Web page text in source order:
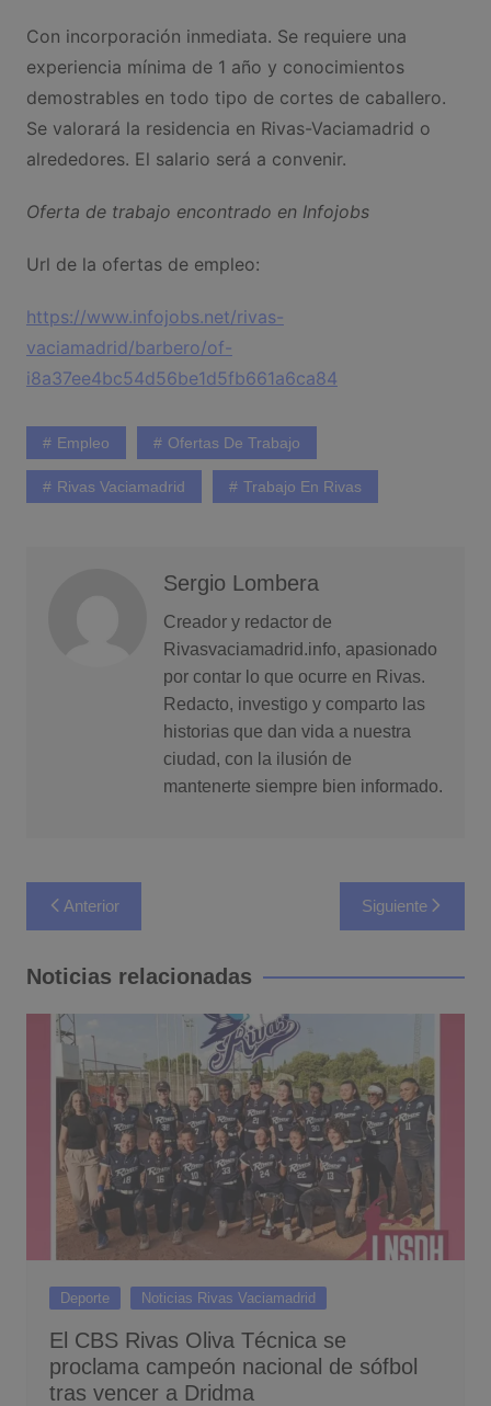
Con incorporación inmediata. Se requiere una
experiencia mínima de 1 año y conocimientos
demostrables en todo tipo de cortes de caballero.
Se valorará la residencia en Rivas-Vaciamadrid o
alrededores. El salario será a convenir.
Oferta de trabajo encontrado en Infojobs
Url de la ofertas de empleo:
https://www.infojobs.net/rivas-
vaciamadrid/barbero/of-
i8a37ee4bc54d56be1d5fb661a6ca84
Empleo Ofertas De Trabajo
Rivas Vaciamadrid Trabajo En Rivas
Sergio Lombera
Creador y redactor de
Rivasvaciamadrid.info, apasionado
por contar lo que ocurre en Rivas.
Redacto, investigo y comparto las
historias que dan vida a nuestra
ciudad, con la ilusión de
mantenerte siempre bien informado.
Navegación
de
entradas
Anterior Siguiente
Noticias relacionadas
Deporte Noticias Rivas Vaciamadrid
El CBS Rivas Oliva Técnica se
proclama campeón nacional de sófbol
tras vencer a Dridma